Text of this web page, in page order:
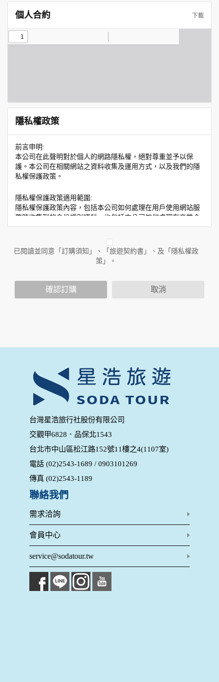
個人合約 下載
隱私權政策
前言申明:
本公司在此聲明對於個人的網路隱私權，絕對尊重並予以保
護。本公司在相關網站之資料收集及運用方式，以及我們的隱
私權保護政策。
隱私權保護政策適用範圍:
隱私權保護政策內容，包括本公司如何處理在用戶使用網站服
務時收集到的身份識別資料，也包括本公司如何處理在商業合
作與本公司合作時分享的任何身份識別資料。隱私權保護政策
人員。例如您透過本公司旗下網站上的廣告廠商連結，這些置
放連結的廠商也可能蒐集您個人的資料。對於您主動提供的個
人資訊，這些廣告廠商或連結網站有其個別的隱私權保護政
您個人在本網站上的聊天室或討論區中任意公開個人資料的行
個人的資料，其範圍如下：
您所提供的姓名、電子郵件地址、聯絡方式及使用時間等。
於一般瀏覽時，伺服器會自行記錄相關行徑，包括您使用連線
設備的 IP 位址、使用時間、使用的瀏覽器、瀏覽及點選資料記
錄等，做為我們增進網站服務的參考依據，此記錄為內部應
用，決不對外公布。
為提供精確的服務，我們會將收集的問卷調查內容進行統計與
分析，分析結果之統計數據或說明文字呈現，除供內部研究
外，我們會視需要公佈統計數據及說明文字，但不涉及特定個
人之資料。
除非取得您的同意或其他法令之特別規定，本網站絕不會將您
的個人資料揭露予第三人或使用於蒐集目的以外之其他用途。
在您於本網站註冊帳號、使用本網站相關產品、服務、活動或
贈獎時，本網站會收集您的個人識別資料，本網站也可以從商
業夥伴處取得個人資料。
身份證字號、電子郵件、出生日期、性別、行業等相關資料，
當您註冊成功，並登入使用我們的服務後，我們即取得您的資
料。註冊時，本網站取得您的姓名、電話、住址、身份證字
成功，並登入使用我們的服務後，本網站即取得您的資料。
其他除了上述，會保留您在上網瀏覽或查詢時，伺服器自行產
生的相關記錄，包括您使用連線設備的 IP 位址、使用時間、使
用的瀏覽器、瀏覽及點選資料紀錄等。本網站會對個別連線者
的瀏覽器予以標示，歸納使用者瀏覽器在本網站內部所瀏覽的
已閱讀並同意「訂購須知」、「旅遊契約書」、及「隱私權政
策」。
確認訂購 取消
台灣星浩旅行社股份有限公司
交觀甲6828．品保北1543
台北市中山區松江路152號11樓之4(1107室)
電話 (02)2543-1689 / 0903101269
傳真 (02)2543-1189
聯絡我們
需求洽詢
會員中心
service@sodatour.tw